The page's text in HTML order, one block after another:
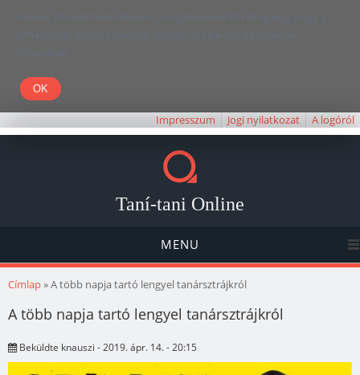
Kedves Olvasó! Weboldalunk böngészésével Ön elfogadja, hogy a
felhasználói élmény javítása céljából cookie-kat használunk.
Köszönjük!
Impresszum Jogi nyilatkozat A logóról
Taní-tani Online
MENU
Jelenlegi hely
Címlap» A több napja tartó lengyel tanársztrájkról
A több napja tartó lengyel tanársztrájkról
Beküldte knauszi - 2019. ápr. 14. - 20:15